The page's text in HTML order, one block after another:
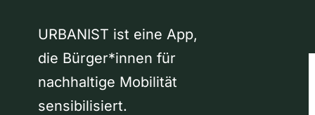
URBANIST ist eine App,
die Bürger*innen für
nachhaltige Mobilität
sensibilisiert.